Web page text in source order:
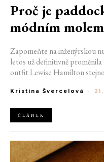
Proč je
módním
Zapomeňte na inženýrskou
letos už definitivně
outfit Lewise Hamilton
nové generace influencerů a
ale příslušnost k nejrychlejší
"Racing Core" stala uniforma
Kristína Švercelová -
ČLÁNEK